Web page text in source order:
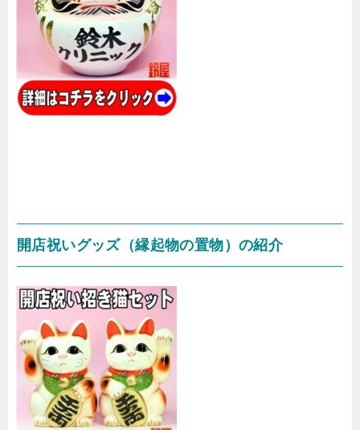
開店祝いグッズ（縁起物の置物）の紹介